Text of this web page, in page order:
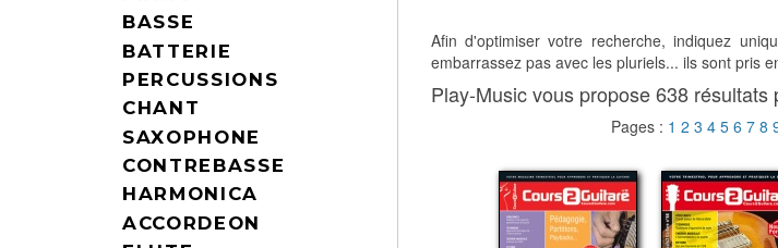
BASSE
BATTERIE
PERCUSSIONS
CHANT
SAXOPHONE
CONTREBASSE
HARMONICA
ACCORDEON
Afin d'optimiser votre recherche, indiquez
embarrassez pas avec les pluriels... ils sont pris
Play-Music vous propose 638 résultats
Pages : 1 2 3 4 5 6 7 8